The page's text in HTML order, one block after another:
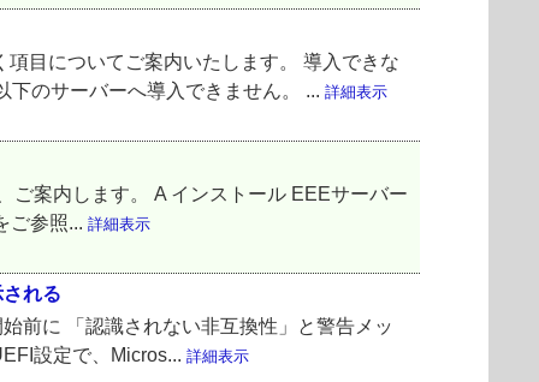
目についてご案内いたします。 導入できな
のサーバーへ導入できません。 ... 詳細表示
案内します。 A インストール EEEサーバー
ご参照... 詳細表示
れる
前に 「認識されない非互換性」と警告メッ
設定で、Micros... 詳細表示